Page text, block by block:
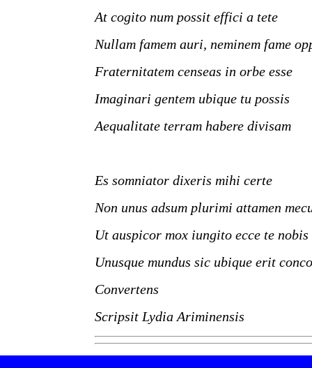
At cogito num possit effici a tete
Nullam famem auri, neminem fame
Fraternitatem censeas in orbe esse
Imaginari gentem ubique tu possis
Aequalitate terram habere divisam
Es somniator dixeris mihi certe
Non unus adsum plurimi attamen
Ut auspicor mox iungito ecce te nobis
Unusque mundus sic ubique erit
Convertens
Scripsit Lydia Ariminensis